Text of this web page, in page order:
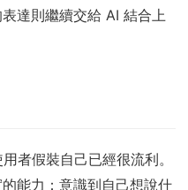
達則繼續交給 AI 結合上
者假裝自己已經很流利。
能力：意識到自己想說什